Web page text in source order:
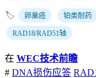
🏷️ 卵巢癌 铂类耐药
RAD18/RAD51轴
在 WEC技术前瞻
# DNA损伤应答